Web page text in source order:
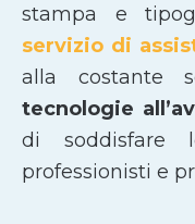
stampa e
servizio di
alla costante
tecnologie
di soddisfare
professionisti e